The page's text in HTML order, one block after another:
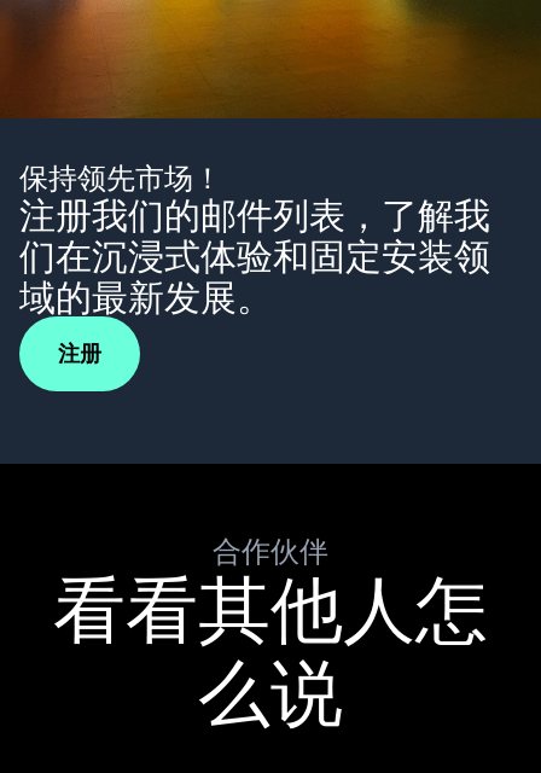
保持领先市场！
注册我们的邮件列表，了解我
们在沉浸式体验和固定安装领
域的最新发展。
注册
合作伙伴
看看其他人怎
么说